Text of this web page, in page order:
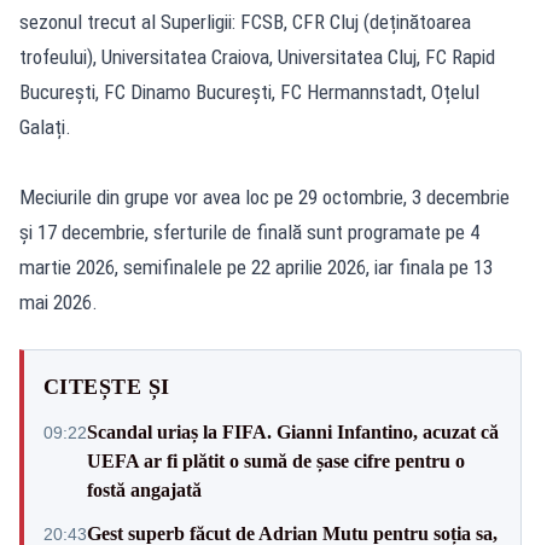
sezonul trecut al Superligii: FCSB, CFR Cluj (deținătoarea
trofeului), Universitatea Craiova, Universitatea Cluj, FC Rapid
București, FC Dinamo București, FC Hermannstadt, Oțelul
Galați.
Meciurile din grupe vor avea loc pe 29 octombrie, 3 decembrie
și 17 decembrie, sferturile de finală sunt programate pe 4
martie 2026, semifinalele pe 22 aprilie 2026, iar finala pe 13
mai 2026.
CITEȘTE ȘI
09:22Scandal uriaș la FIFA. Gianni Infantino, acuzat că
UEFA ar fi plătit o sumă de șase cifre pentru o
fostă angajată
20:43Gest superb făcut de Adrian Mutu pentru soția sa,